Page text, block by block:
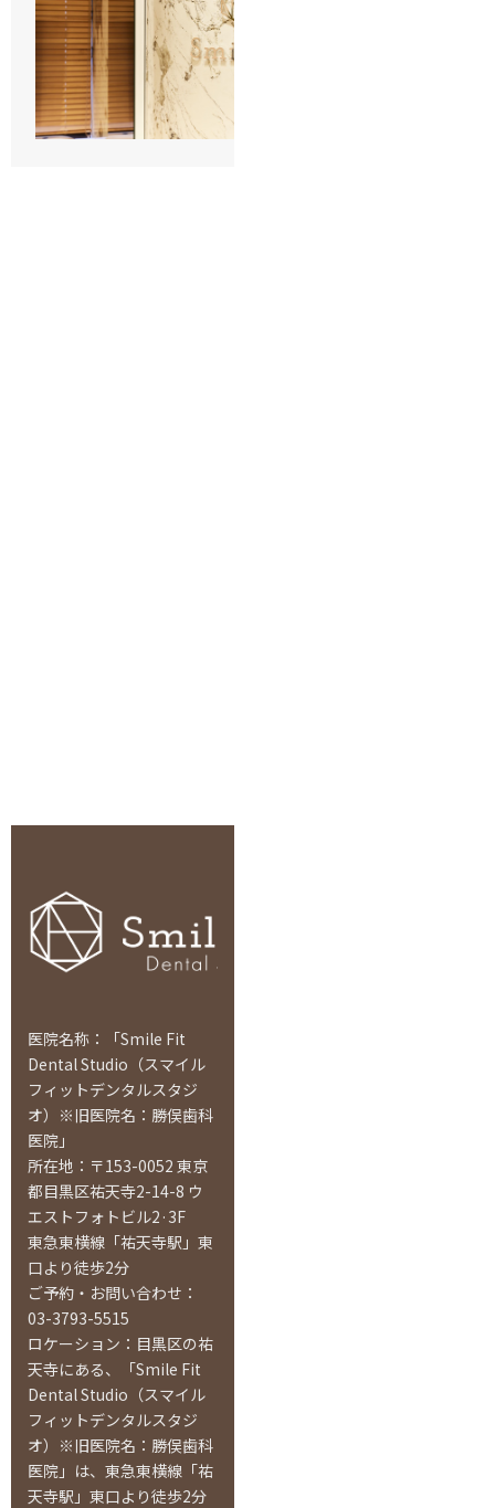
医院名称：「Smile Fit
Dental Studio（スマイル
フィットデンタルスタジ
オ）※旧医院名：勝俣歯科
医院」
所在地：〒153-0052 東京
都目黒区祐天寺2-14-8 ウ
エストフォトビル2·3F
東急東横線「祐天寺駅」東
口より徒歩2分
ご予約・お問い合わせ：
03-3793-5515
ロケーション：目黒区の祐
天寺にある、「Smile Fit
Dental Studio（スマイル
フィットデンタルスタジ
オ）※旧医院名：勝俣歯科
医院」は、東急東横線「祐
天寺駅」東口より徒歩2分